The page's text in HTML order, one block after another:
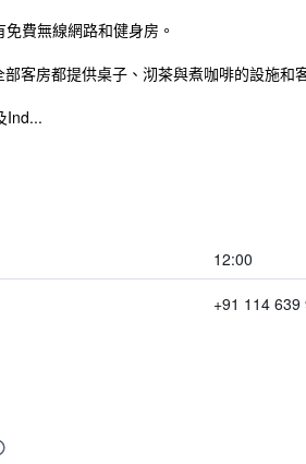
費無線網路和健身房。
客房都提供桌子、沏茶與煮咖啡的設施和
Ind...
12:00
+91 114 639